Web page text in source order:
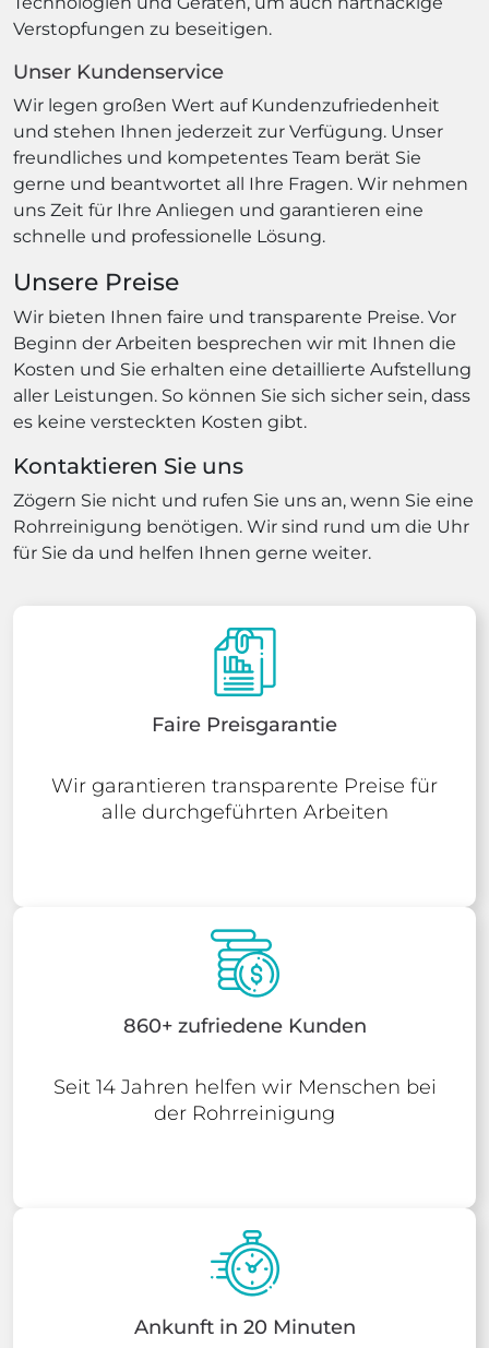
Verstopfungen zu beseitigen.
Unser Kundenservice
Wir legen großen Wert auf Kundenzufriedenheit
und stehen Ihnen jederzeit zur Verfügung. Unser
freundliches und kompetentes Team berät Sie
gerne und beantwortet all Ihre Fragen. Wir nehmen
uns Zeit für Ihre Anliegen und garantieren eine
schnelle und professionelle Lösung.
Unsere Preise
Wir bieten Ihnen faire und transparente Preise. Vor
Beginn der Arbeiten besprechen wir mit Ihnen die
Kosten und Sie erhalten eine detaillierte Aufstellung
aller Leistungen. So können Sie sich sicher sein, dass
es keine versteckten Kosten gibt.
Kontaktieren Sie uns
Zögern Sie nicht und rufen Sie uns an, wenn Sie eine
Rohrreinigung benötigen. Wir sind rund um die Uhr
für Sie da und helfen Ihnen gerne weiter.
Faire Preisgarantie
Wir garantieren transparente Preise für
alle durchgeführten Arbeiten
860+ zufriedene Kunden
Seit 14 Jahren helfen wir Menschen bei
der Rohrreinigung
Ankunft in 20 Minuten